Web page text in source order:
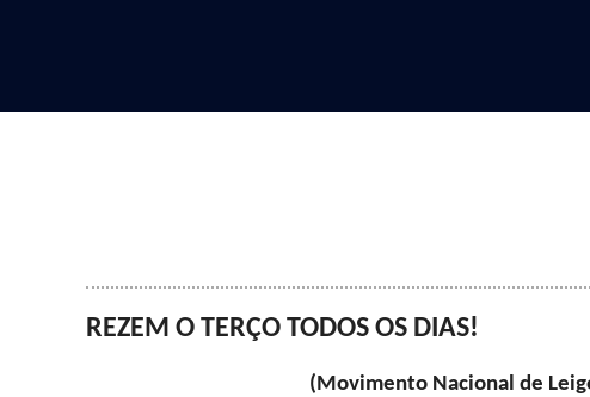
REZEM O TERÇO TODOS OS DIAS!
(Movimento Nacional de